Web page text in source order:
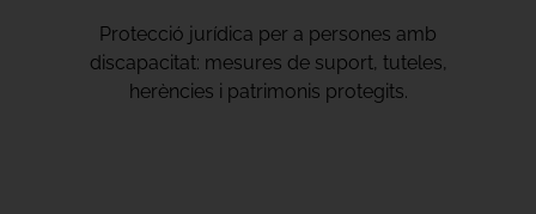
Protecció jurídica per a persones amb
discapacitat: mesures de suport, tuteles,
herències i patrimonis protegits.